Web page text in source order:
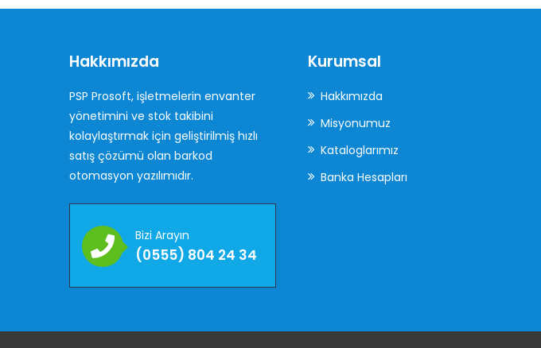
Hakkımızda
PSP Prosoft, işletmelerin envanter
yönetimini ve stok takibini
kolaylaştırmak için geliştirilmiş hızlı
satış çözümü olan barkod
otomasyon yazılımıdır.
Bizi Arayın
(0555) 804 24 34
Kurumsal
Hakkımızda
Misyonumuz
Kataloglarımız
Banka Hesapları